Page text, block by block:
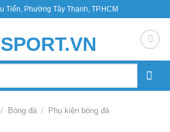
Tiến, Phường Tây Thạnh, TP.HCM
/ Bóng đá / Phụ kiện bóng đá